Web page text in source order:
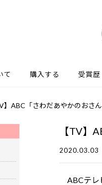
て 購入する 受賞歴
】ABC「さわだあやかのおさん
【TV】
2020.03.03
ABCテ